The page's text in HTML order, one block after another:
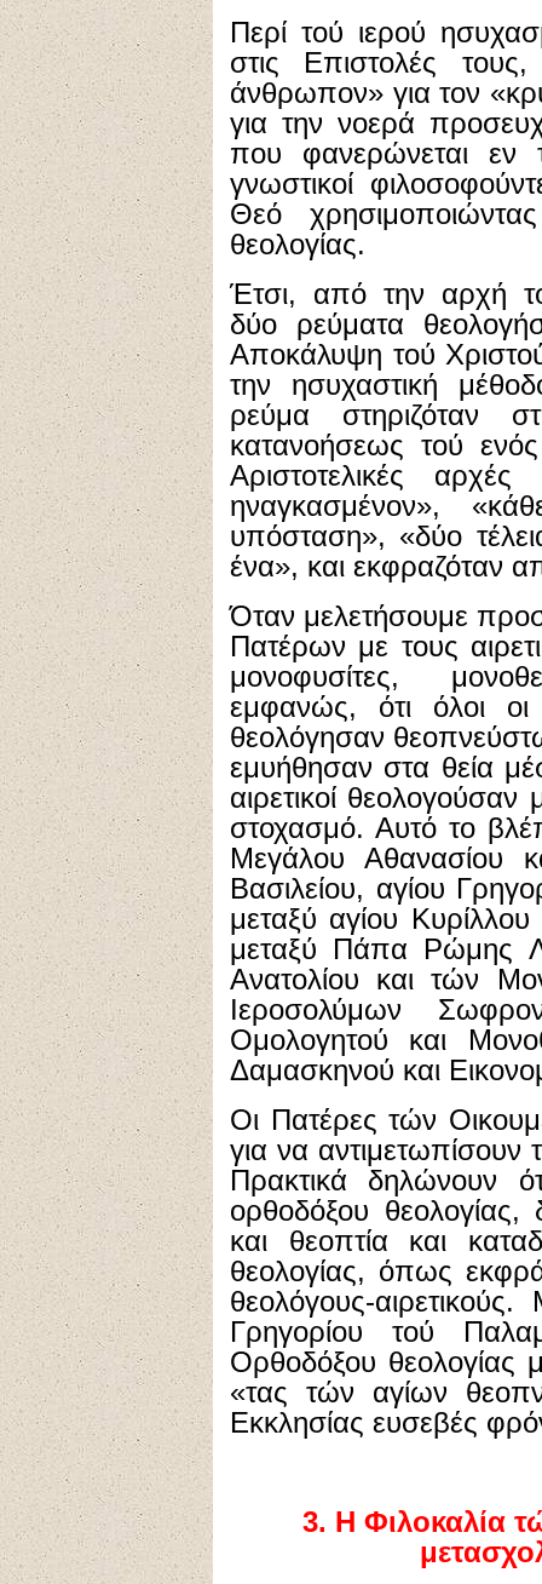
Περί τού ιερού
στις Επιστολές
άνθρωπον» για τον
για την νοερά
που φανερώνεται εν
γνωστικοί
Θεό
θεολογίας.
Έτσι, από την αρχή
δύο ρεύματα
Αποκάλυψη τού
την ησυχαστική
ρεύμα στηριζόταν
κατανοήσεως τού
Αριστοτελικές
ηναγκασμένον»,
υπόσταση», «δύο
ένα», και εκφραζόταν
Όταν μελετήσουμε
Πατέρων με τους
μονοφυσίτες,
εμφανώς, ότι όλοι οι
θεολόγησαν
εμυήθησαν στα θεία
αιρετικοί
στοχασμό. Αυτό το
Μεγάλου Αθανασίου
Βασιλείου, αγίου
μεταξύ αγίου
μεταξύ Πάπα Ρώμης
Ανατολίου και τών
Ιεροσολύμων
Ομολογητού και
Δαμασκηνού και
Οι Πατέρες τών
για να αντιμετωπίσουν
Πρακτικά δηλώνουν
ορθοδόξου
και θεοπτία και
θεολογίας, όπως
θεολόγους-
Γρηγορίου τού
Ορθοδόξου θεολογίας
«τας τών αγίων
Εκκλησίας ευσεβές
3. Η Φιλοκαλία